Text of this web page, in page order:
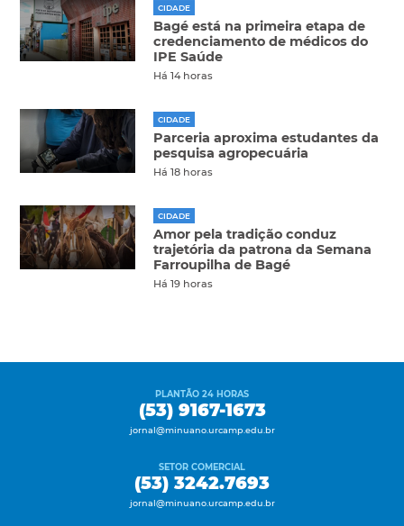
CIDADE
Bagé está na primeira etapa de
credenciamento de médicos do
IPE Saúde
Há 14 horas
CIDADE
Parceria aproxima estudantes da
pesquisa agropecuária
Há 18 horas
CIDADE
Amor pela tradição conduz
trajetória da patrona da Semana
Farroupilha de Bagé
Há 19 horas
PLANTÃO 24 HORAS
(53) 9167-1673
jornal@minuano.urcamp.edu.br
SETOR COMERCIAL
(53) 3242.7693
jornal@minuano.urcamp.edu.br